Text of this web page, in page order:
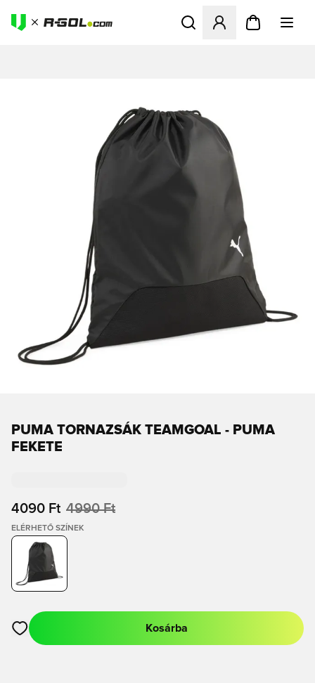
Megnyit egy modált a
PUMA TORNAZSÁK TEAMGOAL - PUMA
FEKETE
4090 Ft 4990 Ft
ELÉRHETŐ SZÍNEK
Megnyit egy modált a bejelentkezéshez vagy a tagként való
Kosárba